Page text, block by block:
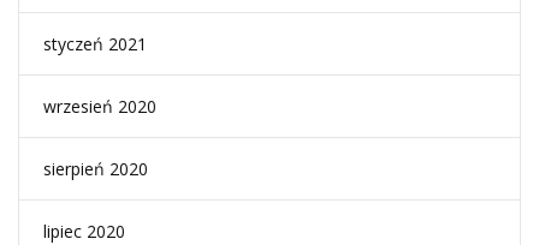
styczeń 2021
wrzesień 2020
sierpień 2020
lipiec 2020